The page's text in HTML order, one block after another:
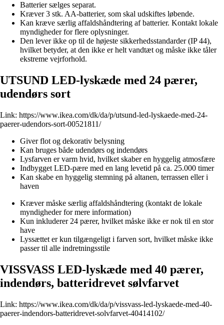
Batterier sælges separat.
Kræver 3 stk. AA-batterier, som skal udskiftes løbende.
Kan kræve særlig affaldshåndtering af batterier. Kontakt lokale
myndigheder for flere oplysninger.
Den lever ikke op til de højeste sikkerhedsstandarder (IP 44),
hvilket betyder, at den ikke er helt vandtæt og måske ikke tåler
ekstreme vejrforhold.
UTSUND LED-lyskæde med 24 pærer,
udendørs sort
Link: https://www.ikea.com/dk/da/p/utsund-led-lyskaede-med-24-
paerer-udendors-sort-00521811/
Giver flot og dekorativ belysning
Kan bruges både udendørs og indendørs
Lysfarven er varm hvid, hvilket skaber en hyggelig atmosfære
Indbygget LED-pære med en lang levetid på ca. 25.000 timer
Kan skabe en hyggelig stemning på altanen, terrassen eller i
haven
Kræver måske særlig affaldshåndtering (kontakt de lokale
myndigheder for mere information)
Kun inkluderer 24 pærer, hvilket måske ikke er nok til en stor
have
Lyssættet er kun tilgængeligt i farven sort, hvilket måske ikke
passer til alle indretningsstile
VISSVASS LED-lyskæde med 40 pærer,
indendørs, batteridrevet sølvfarvet
Link: https://www.ikea.com/dk/da/p/vissvass-led-lyskaede-med-40-
paerer-indendors-batteridrevet-solvfarvet-40414102/